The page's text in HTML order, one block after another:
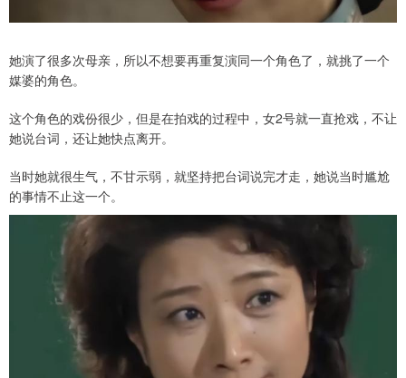
她演了很多次母亲，所以不想要再重复演同一个角色了，就挑了一个
媒婆的角色。
这个角色的戏份很少，但是在拍戏的过程中，女2号就一直抢戏，不让
她说台词，还让她快点离开。
当时她就很生气，不甘示弱，就坚持把台词说完才走，她说当时尴尬
的事情不止这一个。